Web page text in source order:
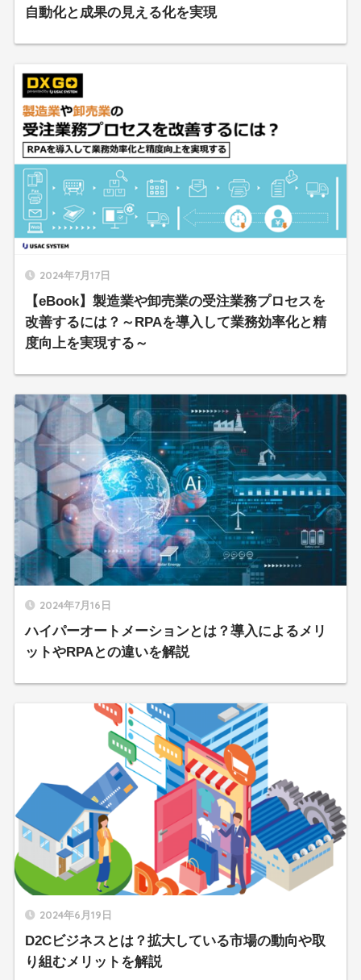
自動化と成果の見える化を実現
2024年7月17日
【eBook】製造業や卸売業の受注業務プロセスを
改善するには？～RPAを導入して業務効率化と精
度向上を実現する～
2024年7月16日
ハイパーオートメーションとは？導入によるメリ
ットやRPAとの違いを解説
2024年6月19日
D2Cビジネスとは？拡大している市場の動向や取
り組むメリットを解説